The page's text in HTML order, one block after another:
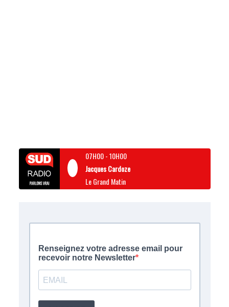
07H00-10H00
Jacques Cardoze
Le Grand Matin